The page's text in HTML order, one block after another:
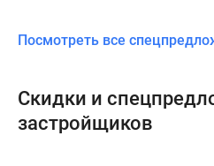
Посмотреть все
Скидки и
застройщиков